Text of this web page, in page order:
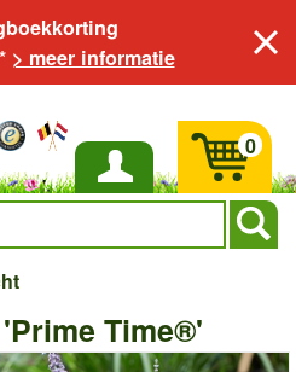
> meer informatie
Inloggen
0
Time®'